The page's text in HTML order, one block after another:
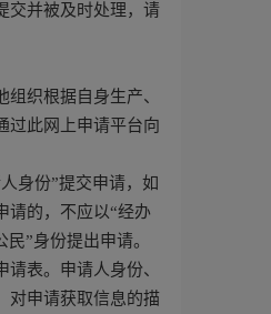
交并被及时处理，请
组织根据自身生产、
过此网上申请平台向
身份”提交申请，如
请的，不应以“经办
”身份提出申请。
请表。申请人身份、
对申请获取信息的描